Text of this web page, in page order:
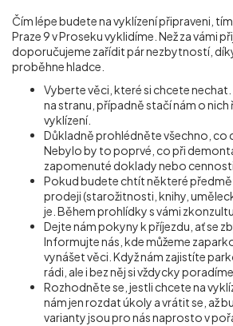
Čím lépe budete na vyklízení připraveni,
Praze 9 v Proseku vyklidíme. Než za vámi
doporučujeme zařídit pár nezbytností,
proběhne hladce.
Vyberte věci, které si chcete
na stranu, případně stačí nám o nich
vyklízení.
Důkladně prohlédněte všechno, co
Nebylo by to poprvé, co při
zapomenuté doklady nebo cennosti.
Pokud budete chtít některé
prodeji (starožitnosti, knihy,
je. Během prohlídky s vámi
Dejte nám pokyny k příjezdu, ať se
Informujte nás, kde můžeme
vynášet věci. Když nám zajistíte
rádi, ale i bez něj si vždycky poradíme.
Rozhodněte se, jestli chcete na
nám jen rozdat úkoly a vrátit se, až
varianty jsou pro nás naprosto v